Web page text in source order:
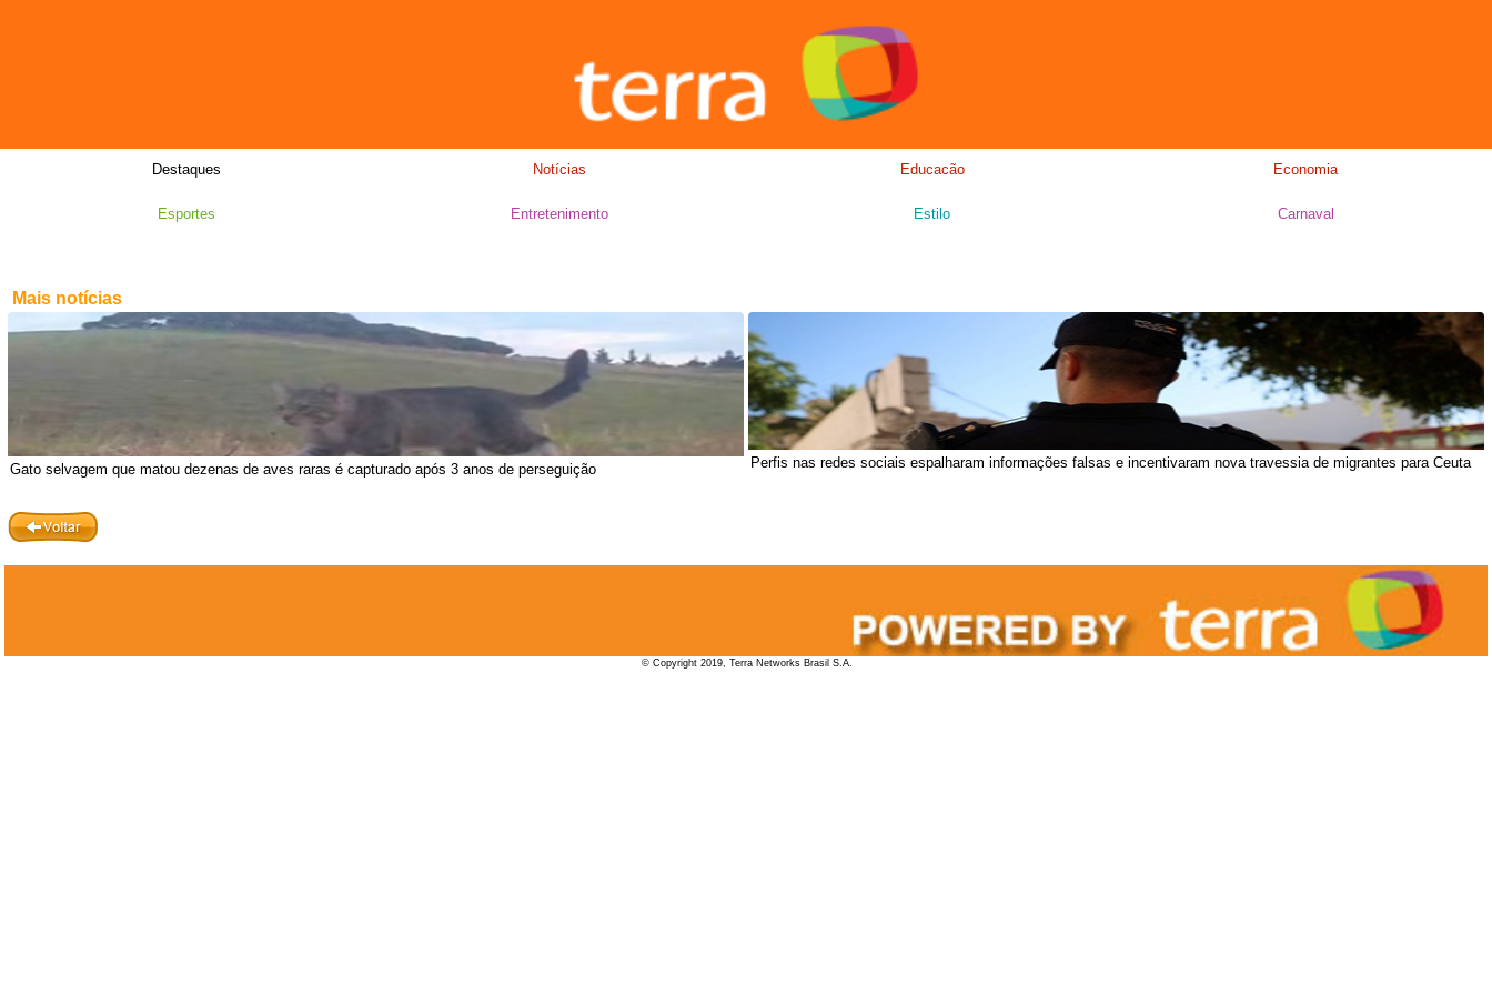
Destaques Notícias Educacão Economia
Esportes Entretenimento Estilo Carnaval
Mais notícias
Gato selvagem que matou dezenas de aves raras é capturado após 3 anos de perseguição Perfis nas redes sociais espalharam informações falsas e incentivaram nova travessia de migrantes para Ceuta
© Copyright 2019, Terra Networks Brasil S.A.